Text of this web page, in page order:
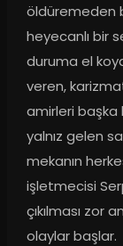
öldüremeden
heyecanlı bir
duruma el
veren,
amirleri başka
yalnız gelen
mekanın
işletmecisi
çıkılması zor
olaylar başlar.